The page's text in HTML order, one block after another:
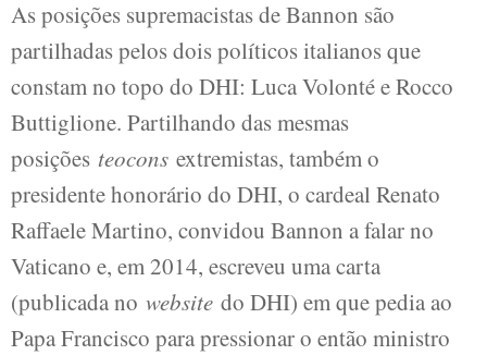
As posições supremacistas de Bannon são
partilhadas pelos dois políticos italianos que
constam no topo do DHI: Luca Volonté e Rocco
Buttiglione. Partilhando das mesmas
posições teocons extremistas, também o
presidente honorário do DHI, o cardeal Renato
Raffaele Martino, convidou Bannon a falar no
Vaticano e, em 2014, escreveu uma carta
(publicada no website do DHI) em que pedia ao
Papa Francisco para pressionar o então ministro